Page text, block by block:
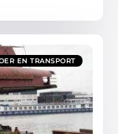
EN TRANSPORT